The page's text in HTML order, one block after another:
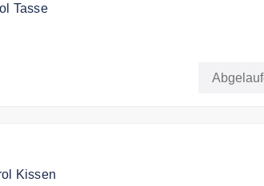
Tasse
Kissen